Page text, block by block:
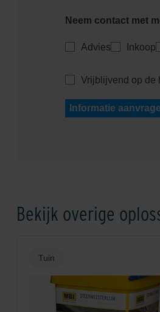
Neem contact met
Advies Inkoop
Vrijblijvend op de
Informatie
Bekijk overige
Tuin